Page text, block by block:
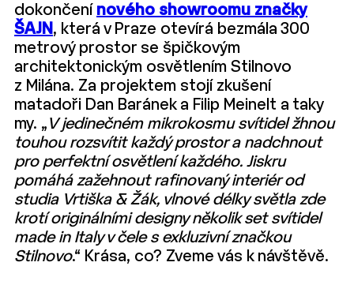
dokončení nového showroomu značky
ŠAJN , která v Praze otevírá bezmála 300
metrový prostor se špičkovým
architektonickým osvětlením Stilnovo
z Milána. Za projektem stojí zkušení
matadoři Dan Baránek a Filip Meinelt a taky
my. „ V jedinečném mikrokosmu svítidel žhnou
touhou rozsvítit každý prostor a nadchnout
pro perfektní osvětlení každého. Jiskru
pomáhá zažehnout rafinovaný interiér od
studia Vrtiška & Žák, vlnové délky světla zde
krotí originálními designy několik set svítidel
made in Italy v čele s exkluzivní značkou
Stilnovo.“ Krása, co? Zveme vás k návštěvě.